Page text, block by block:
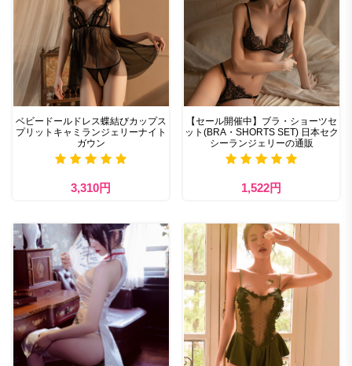
ベビードールドレス蝶結びカップス
プリットキャミランジェリーナイト
ガウン
3,310円
【セール開催中】ブラ・ショーツセ
ット(BRA・SHORTS SET) 日本セク
シーランジェリーの通販
1,522円